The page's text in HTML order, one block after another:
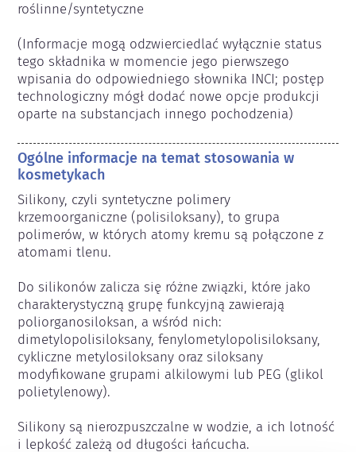
roślinne/syntetyczne
(Informacje mogą odzwierciedlać wyłącznie status
tego składnika w momencie jego pierwszego
wpisania do odpowiedniego słownika INCI; postęp
technologiczny mógł dodać nowe opcje produkcji
oparte na substancjach innego pochodzenia)
Ogólne informacje na temat stosowania w
kosmetykach
Silikony, czyli syntetyczne polimery
krzemoorganiczne (polisiloksany), to grupa
polimerów, w których atomy kremu są połączone z
atomami tlenu.
Do silikonów zalicza się różne związki, które jako
charakterystyczną grupę funkcyjną zawierają
poliorganosiloksan, a wśród nich:
dimetylopolisiloksany, fenylometylopolisiloksany,
cykliczne metylosiloksany oraz siloksany
modyfikowane grupami alkilowymi lub PEG (glikol
polietylenowy).
Silikony są nierozpuszczalne w wodzie, a ich lotność
i lepkość zależą od długości łańcucha.